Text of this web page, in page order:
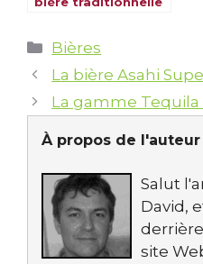
Catégories
Bières
La bière Asahi
La gamme Tequila
À propos de l'auteur
Salut
David,
site